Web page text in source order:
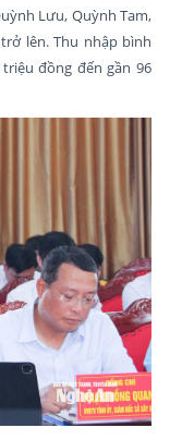
Lưu, Quỳnh Tam,
lên. Thu nhập bình
đồng đến gần 96